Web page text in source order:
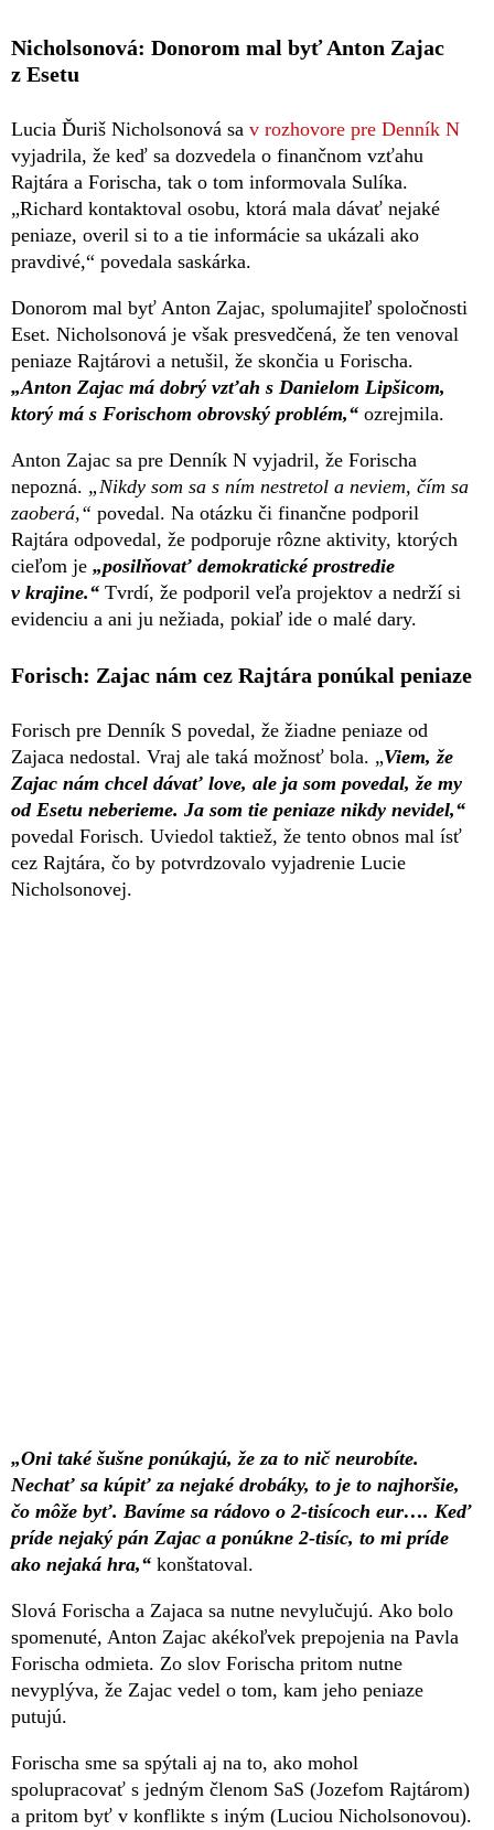
Nicholsonová: Donorom mal byť Anton Zajac
z Esetu
Lucia Ďuriš Nicholsonová sa v rozhovore pre Denník N
vyjadrila, že keď sa dozvedela o finančnom vzťahu
Rajtára a Forischa, tak o tom informovala Sulíka.
„Richard kontaktoval osobu, ktorá mala dávať nejaké
peniaze, overil si to a tie informácie sa ukázali ako
pravdivé,“ povedala saskárka.
Donorom mal byť Anton Zajac, spolumajiteľ spoločnosti
Eset. Nicholsonová je však presvedčená, že ten venoval
peniaze Rajtárovi a netušil, že skončia u Forischa.
„Anton Zajac má dobrý vzťah s Danielom Lipšicom,
ktorý má s Forischom obrovský problém,“ ozrejmila.
Anton Zajac sa pre Denník N vyjadril, že Forischa
nepozná. „Nikdy som sa s ním nestretol a neviem, čím sa
zaoberá,“ povedal. Na otázku či finančne podporil
Rajtára odpovedal, že podporuje rôzne aktivity, ktorých
cieľom je „posilňovať demokratické prostredie
v krajine.“ Tvrdí, že podporil veľa projektov a nedrží si
evidenciu a ani ju nežiada, pokiaľ ide o malé dary.
Forisch: Zajac nám cez Rajtára ponúkal peniaze
Forisch pre Denník S povedal, že žiadne peniaze od
Zajaca nedostal. Vraj ale taká možnosť bola. „Viem, že
Zajac nám chcel dávať love, ale ja som povedal, že my
od Esetu neberieme. Ja som tie peniaze nikdy nevidel,“
povedal Forisch. Uviedol taktiež, že tento obnos mal ísť
cez Rajtára, čo by potvrdzovalo vyjadrenie Lucie
Nicholsonovej.
„Oni také šušne ponúkajú, že za to nič neurobíte.
Nechať sa kúpiť za nejaké drobáky, to je to najhoršie,
čo môže byť. Bavíme sa rádovo o 2-tisícoch eur…. Keď
príde nejaký pán Zajac a ponúkne 2-tisíc, to mi príde
ako nejaká hra,“ konštatoval.
Slová Forischa a Zajaca sa nutne nevylučujú. Ako bolo
spomenuté, Anton Zajac akékoľvek prepojenia na Pavla
Forischa odmieta. Zo slov Forischa pritom nutne
nevyplýva, že Zajac vedel o tom, kam jeho peniaze
putujú.
Forischa sme sa spýtali aj na to, ako mohol
spolupracovať s jedným členom SaS (Jozefom Rajtárom)
a pritom byť v konflikte s iným (Luciou Nicholsonovou).